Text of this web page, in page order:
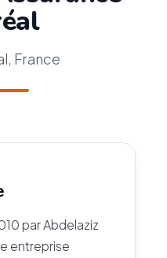
France
par Abdelaziz
entreprise